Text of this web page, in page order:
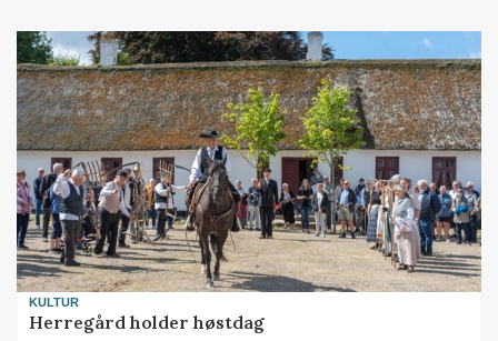
KULTUR
Herregård holder høstdag